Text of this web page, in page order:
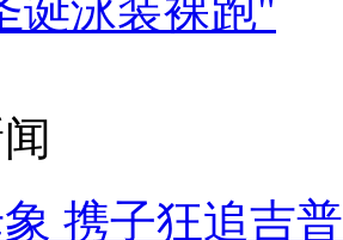
诞泳装裸跑"
携子狂追吉